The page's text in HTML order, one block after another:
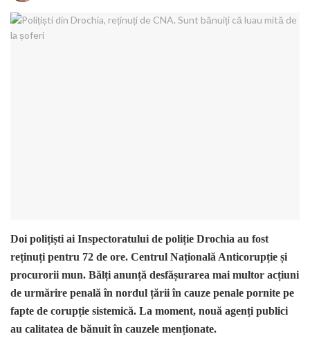
Doi polițiști ai Inspectoratului de poliție Drochia au fost
reținuți pentru 72 de ore. Centrul Națională Anticorupție și
procurorii mun. Bălți anunță desfășurarea mai multor acțiuni
de urmărire penală în nordul țării în cauze penale pornite pe
fapte de corupție sistemică. La moment, nouă agenți publici
au calitatea de bănuit în cauzele menționate.